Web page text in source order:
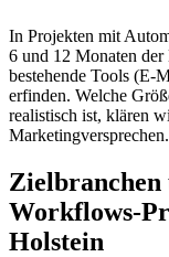
In Projekten mit
6 und 12 Monaten
bestehende Tools (E-
erfinden. Welche
realistisch ist, klären
Marketingversprechen.
Workflows-
Holstein